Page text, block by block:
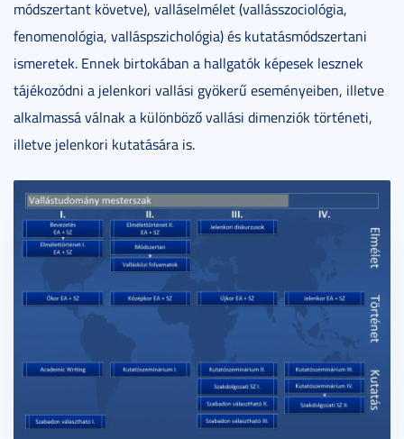
módszertant követve), valláselmélet (vallásszociológia,
fenomenológia, valláspszichológia) és kutatásmódszertani
ismeretek. Ennek birtokában a hallgatók képesek lesznek
tájékozódni a jelenkori vallási gyökerű eseményeiben, illetve
alkalmassá válnak a különböző vallási dimenziók történeti,
illetve jelenkori kutatására is.